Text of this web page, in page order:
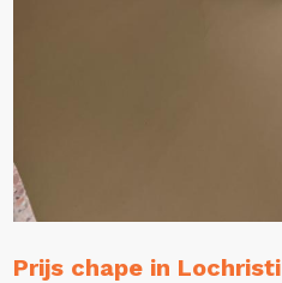
Prijs chape in Lochristi